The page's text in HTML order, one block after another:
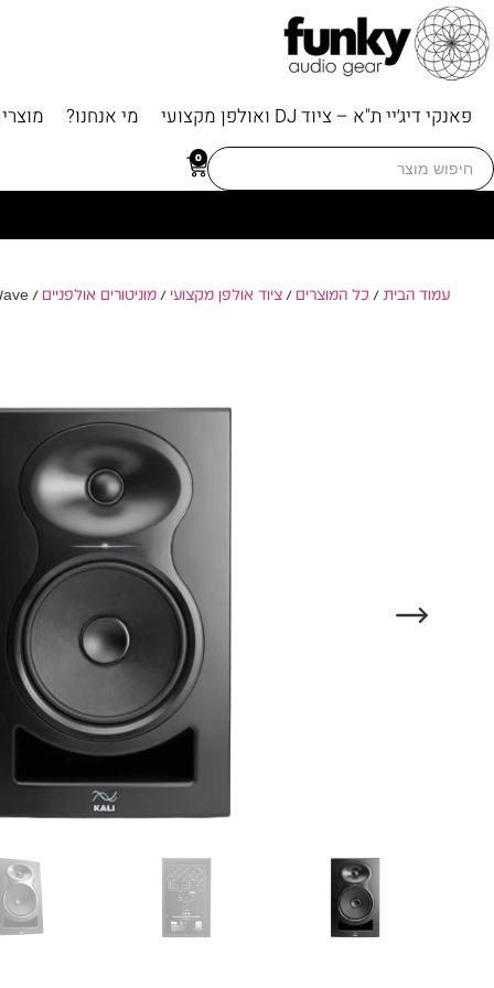
פאנקי דיג׳יי ת"א – ציוד DJ ואולפן מקצועי מי אנחנו?
Search
for:
0
עמוד הבית/ כל המוצרים /ציוד אולפן מקצועי /מוניטורים אולפניים / Kali Audio LP-6 2nd Wave – מוניטור אולפני מקצועי